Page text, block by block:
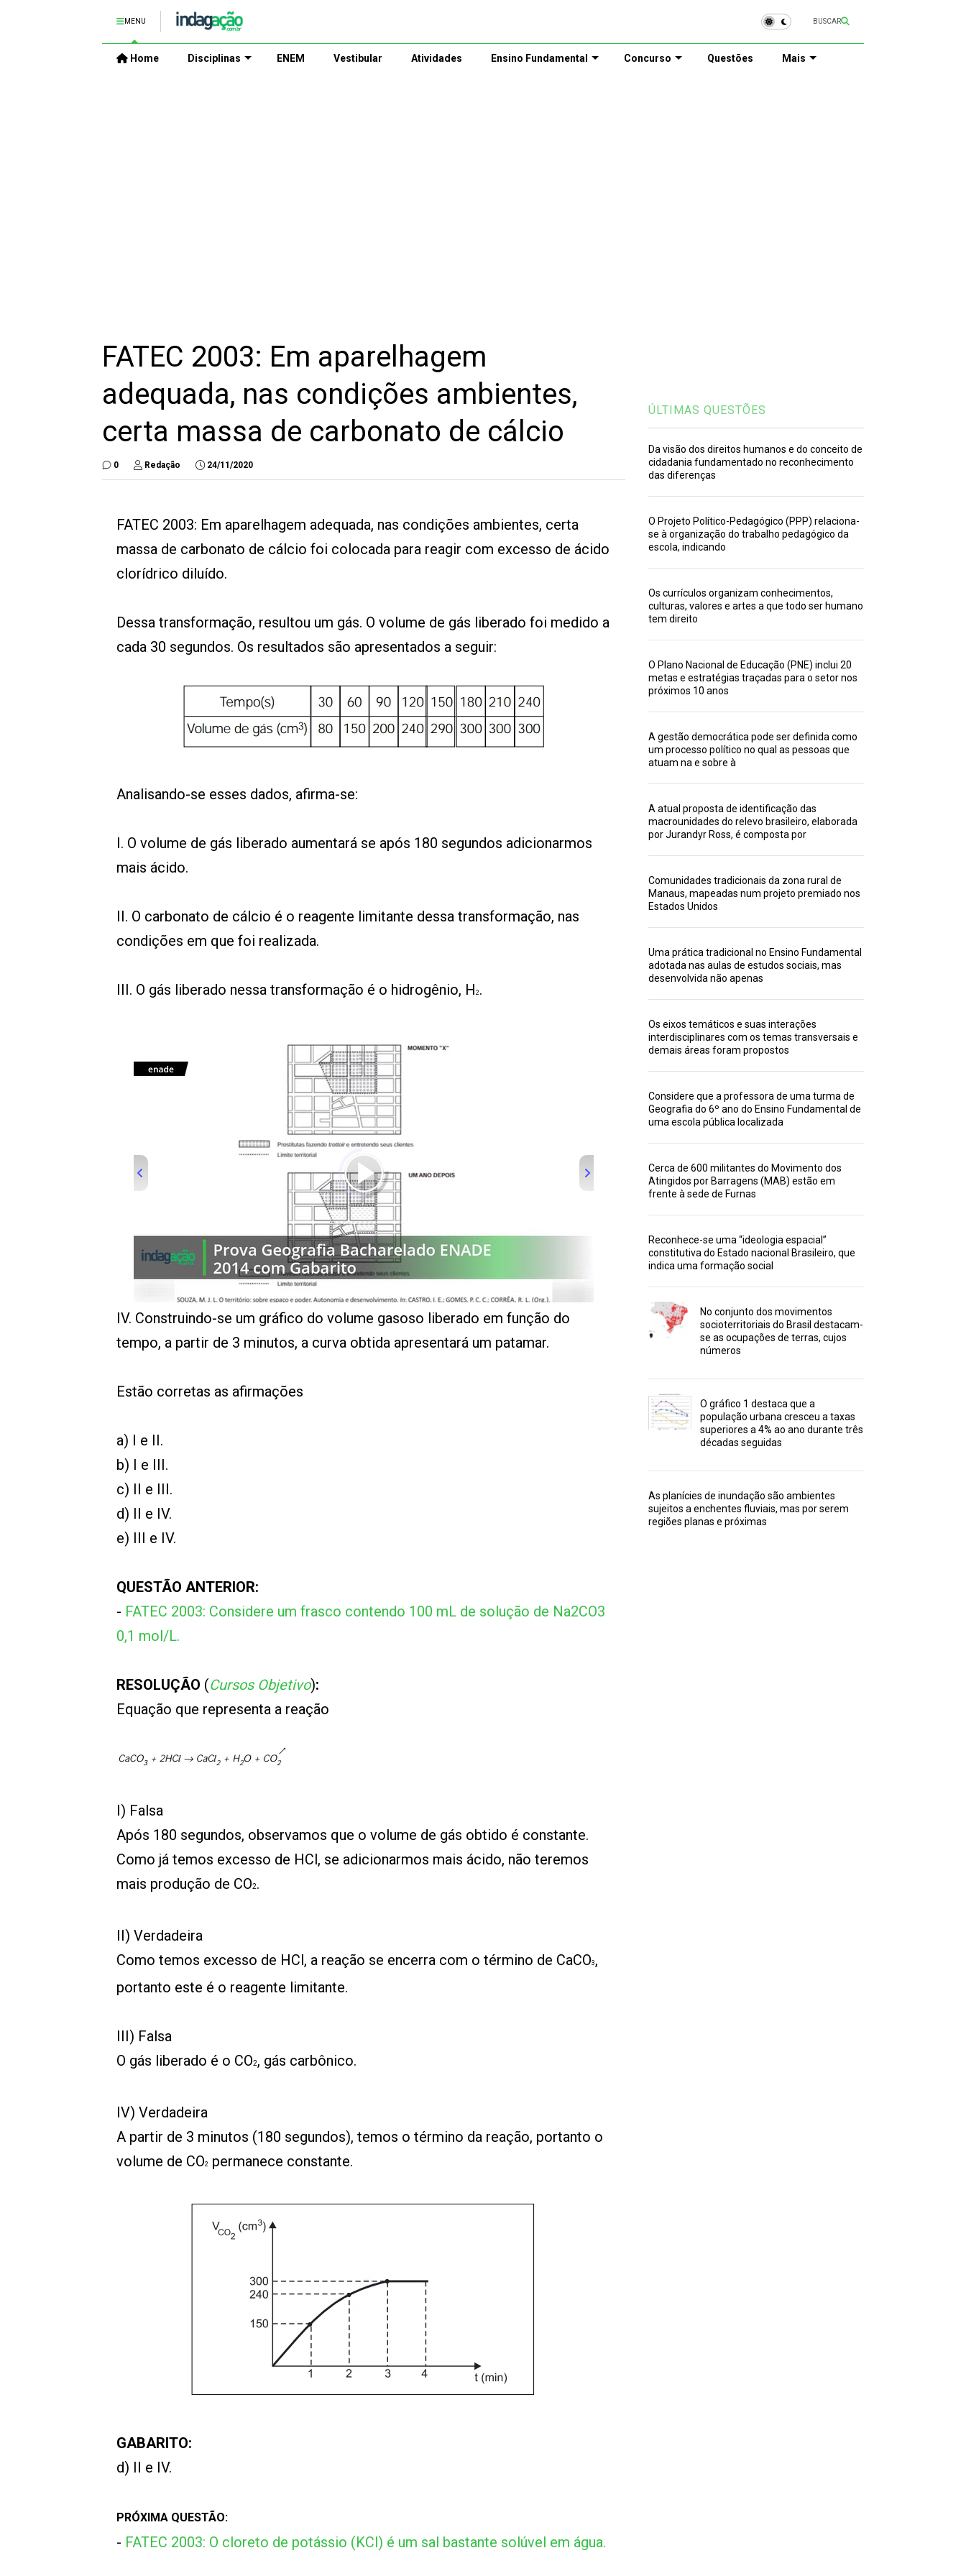
MENU BUSCAR
Home Disciplinas ENEM Vestibular Atividades Ensino Fundamental Concurso Questões Mais
FATEC 2003: Em aparelhagem
adequada, nas condições ambientes,
certa massa de carbonato de cálcio
0 Redação 24/11/2020
FATEC 2003: Em aparelhagem adequada, nas condições ambientes, certa
massa de carbonato de cálcio foi colocada para reagir com excesso de ácido
clorídrico diluído.
Dessa transformação, resultou um gás. O volume de gás liberado foi medido a
cada 30 segundos. Os resultados são apresentados a seguir:
Analisando-se esses dados, afirma-se:
I. O volume de gás liberado aumentará se após 180 segundos adicionarmos
mais ácido.
II. O carbonato de cálcio é o reagente limitante dessa transformação, nas
condições em que foi realizada.
III. O gás liberado nessa transformação é o hidrogênio, H 2.
IV. Construindo-se um gráfico do volume gasoso liberado em função do
tempo, a partir de 3 minutos, a curva obtida apresentará um patamar.
Estão corretas as afirmações
a) I e II.
b) I e III.
c) II e III.
d) II e IV.
e) III e IV.
QUESTÃO ANTERIOR:
- FATEC 2003: Considere um frasco contendo 100 mL de solução de Na2CO3
0,1 mol/L.
RESOLUÇÃO (Cursos Objetivo):
Equação que representa a reação
I) Falsa
Após 180 segundos, observamos que o volume de gás obtido é constante.
Como já temos excesso de HCl, se adicionarmos mais ácido, não teremos
mais produção de CO2.
II) Verdadeira
Como temos excesso de HCl, a reação se encerra com o término de CaCO3 ,
portanto este é o reagente limitante.
III) Falsa
O gás liberado é o CO2, gás carbônico.
IV) Verdadeira
A partir de 3 minutos (180 segundos), temos o término da reação, portanto o
volume de CO2 permanece constante.
GABARITO:
d) II e IV.
PRÓXIMA QUESTÃO:
- FATEC 2003: O cloreto de potássio (KCl) é um sal bastante solúvel em água.
ÚLTIMAS QUESTÕES
Da visão dos direitos humanos e do conceito de
cidadania fundamentado no reconhecimento
das diferenças
O Projeto Político-Pedagógico (PPP) relaciona-
se à organização do trabalho pedagógico da
escola, indicando
Os currículos organizam conhecimentos,
culturas, valores e artes a que todo ser humano
tem direito
O Plano Nacional de Educação (PNE) inclui 20
metas e estratégias traçadas para o setor nos
próximos 10 anos
A gestão democrática pode ser definida como
um processo político no qual as pessoas que
atuam na e sobre à
A atual proposta de identificação das
macrounidades do relevo brasileiro, elaborada
por Jurandyr Ross, é composta por
Comunidades tradicionais da zona rural de
Manaus, mapeadas num projeto premiado nos
Estados Unidos
Uma prática tradicional no Ensino Fundamental
adotada nas aulas de estudos sociais, mas
desenvolvida não apenas
Os eixos temáticos e suas interações
interdisciplinares com os temas transversais e
demais áreas foram propostos
Considere que a professora de uma turma de
Geografia do 6º ano do Ensino Fundamental de
uma escola pública localizada
Cerca de 600 militantes do Movimento dos
Atingidos por Barragens (MAB) estão em
frente à sede de Furnas
Reconhece-se uma “ideologia espacial”
constitutiva do Estado nacional Brasileiro, que
indica uma formação social
No conjunto dos movimentos
socioterritoriais do Brasil destacam-
se as ocupações de terras, cujos
números
O gráfico 1 destaca que a
população urbana cresceu a taxas
superiores a 4% ao ano durante três
décadas seguidas
As planícies de inundação são ambientes
sujeitos a enchentes fluviais, mas por serem
regiões planas e próximas